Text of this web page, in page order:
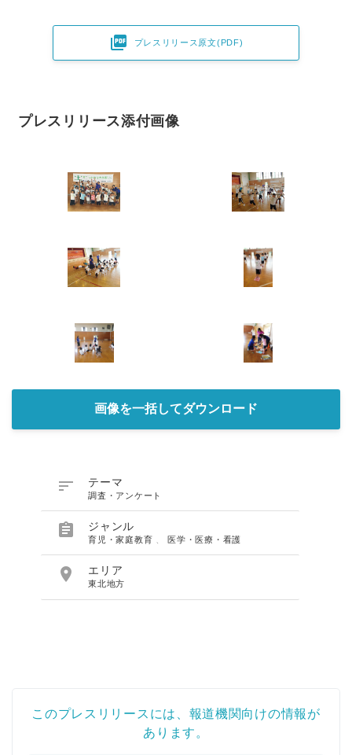
 プレスリリース原文(PDF)
プレスリリース添付画像
画像を一括してダウンロード
 テーマ
調査・アンケート
 ジャンル
育児・家庭教育 、医学・医療・看護
 エリア
東北地方
このプレスリリースには、報道機関向けの情報が
あります。